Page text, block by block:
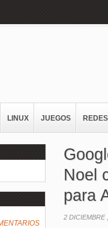
LINUX JUEGOS
Noel
para
2 DICIEMBRE